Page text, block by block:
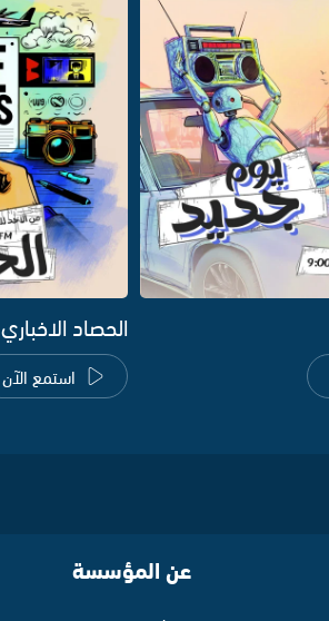
الحصاد الاخباري
استمع الآن
عن المؤسسة